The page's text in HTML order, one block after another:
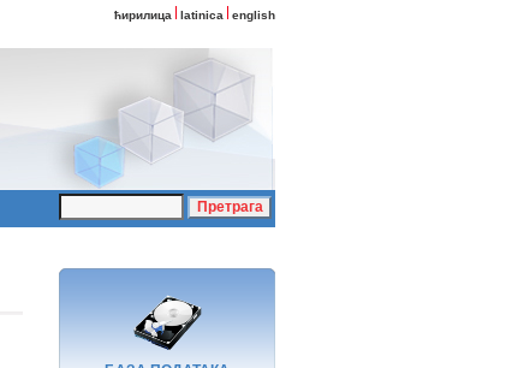
ћирилица latinica english